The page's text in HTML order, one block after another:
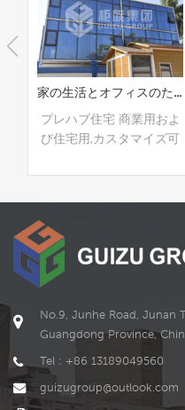
家の生活とオフィスのためのフラットパックプレハブ住宅
プレハブ住宅 商業用およ
び住宅用,カスタマイズ可
No.9, Junhe Road, Junan
Guangdong Province,
Tel : +86 13189049560
guizugroup@outlook.com